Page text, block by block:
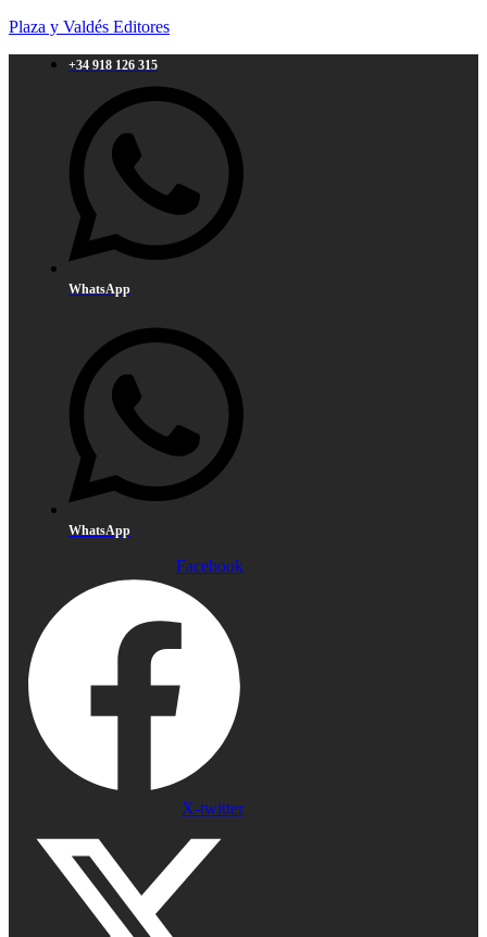
Plaza y Valdés Editores
+34 918 126 315
WhatsApp
WhatsApp
Facebook
X-twitter